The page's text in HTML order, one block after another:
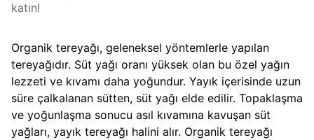
katın!
Organik tereyağı, geleneksel yöntemlerle yapılan
tereyağıdır. Süt yağı oranı yüksek olan bu özel yağın
lezzeti ve kıvamı daha yoğundur. Yayık içerisinde uzun
süre çalkalanan sütten, süt yağı elde edilir. Topaklaşma
ve yoğunlaşma sonucu asıl kıvamına kavuşan süt
yağları, yayık tereyağı halini alır. Organik tereyağı